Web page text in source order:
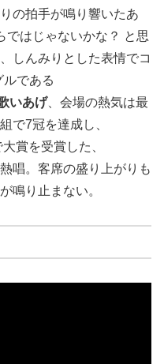
の拍手が鳴り響いたあ
ではじゃないかな？ と思
しんみりとした表情でコ
ルである
いあげ、会場の熱気は最
で7冠を達成し、
賞を受賞した、
唱。客席の盛り上がりも
鳴り止まない。